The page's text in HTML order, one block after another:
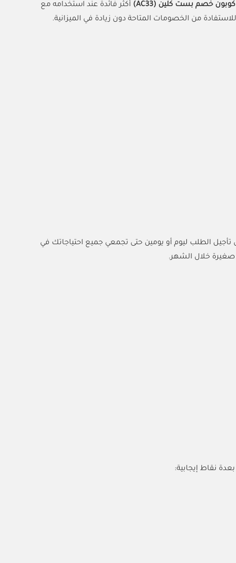
كوبون خصم بست كلين (AC33)
أكثر فائدة عند استخدامه مع
من الخصومات المتاحة دون زيادة في الميزانية.
تأجيل الطلب ليوم أو يومين حتى تجمعي جميع احتياجاتك في
صغيرة خلال الشهر.
بعدة نقاط إيجابية: